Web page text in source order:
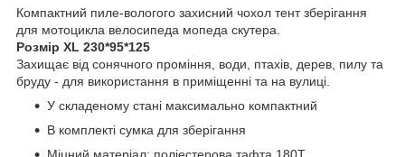
Компактний пиле-вологого захисний чохол тент зберігання
для мотоцикла велосипеда мопеда скутера.
Розмір XL 230*95*125
Захищає від сонячного проміння, води, птахів, дерев, пилу та
бруду - для використання в приміщенні та на вулиці.
У складеному стані максимально компактний
В комплекті сумка для зберігання
Міцний матеріал: поліестерова тафта 180T